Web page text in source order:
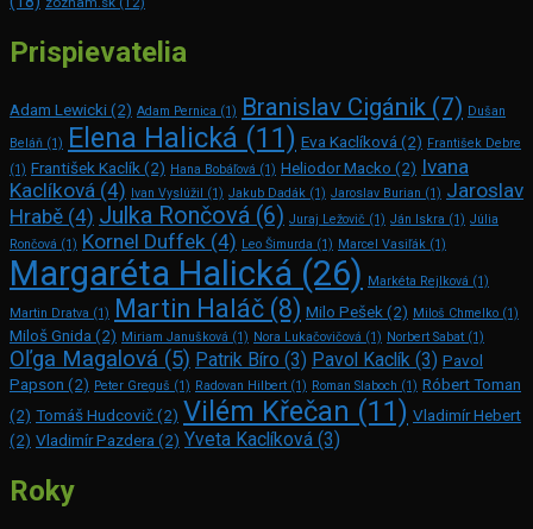
Prispievatelia
Adam Lewicki(2) Adam Pernica (1) Branislav Cigánik (7) Dušan
Beláň (1) Elena Halická (11) Eva Kaclíková (2) František Debre
(1) František Kaclík (2) Hana Bobáľová (1) Heliodor Macko (2) Ivana
Kaclíková (4) Ivan Vyslúžil (1) Jakub Dadák (1) Jaroslav Burian (1) Jaroslav
Hrabě (4) Julka Rončová (6) Juraj Ležovič (1) Ján Iskra (1) Júlia
Rončová (1) Kornel Duffek (4) Leo Šimurda (1) Marcel Vasiľák (1)
Margaréta Halická (26) Markéta Rejlková (1)
Martin Dratva (1) Martin Haláč (8) Milo Pešek (2) Miloš Chmelko (1)
Miloš Gnida (2) Miriam Janušková (1) Nora Lukačovičová (1) Norbert Sabat (1)
Oľga Magalová (5) Patrik Bíro (3) Pavol Kaclík (3) Pavol
Papson (2) Peter Greguš (1) Radovan Hilbert (1) Roman Slaboch (1) Róbert Toman
(2) Tomáš Hudcovič(2) Vilém Křečan (11) Vladimír Hebert
(2) Vladimír Pazdera (2) Yveta Kaclíková (3)
Roky